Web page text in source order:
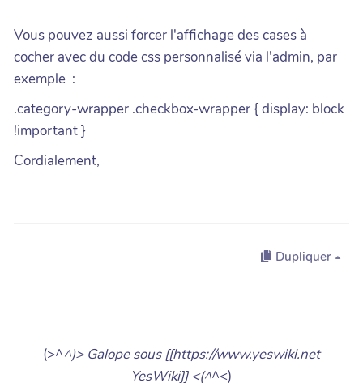
Vous pouvez aussi forcer l'affichage des cases à
cocher avec du code css personnalisé via l'admin, par
exemple :
.category-wrapper .checkbox-wrapper { display: block
!important }
Cordialement,
Dupliquer
(>^^)> Galope sous [[https://www.yeswiki.net
YesWiki]] <(^^<)